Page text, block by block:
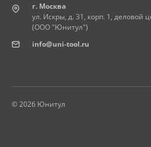
г. Москва
ул. Искры, д. 31, корп. 1, деловой
(ООО "Юнитул")
info@uni-tool.ru
© 2026 Юнитул